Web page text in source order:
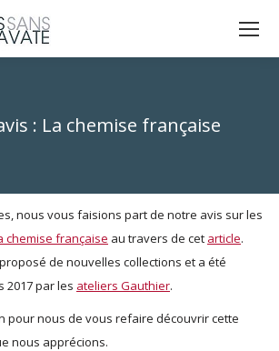
page
dans
page
dans
page
dans
: La chemise française
nous vous faisions part de notre avis sur les
chemise française au travers de cet article.
de nouvelles collections et a été
2017 par les ateliers Gauthier.
pour nous de vous refaire découvrir cette
nous apprécions.